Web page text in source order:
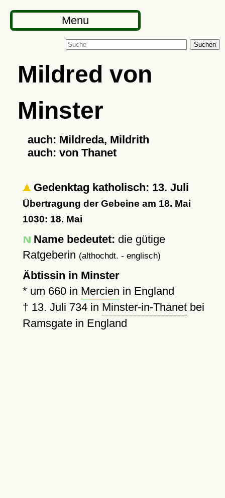
Menu
Suchen
Mildred von
Minster
auch: Mildreda, Mildrith
auch: von Thanet
Gedenktag katholisch: 13. Juli
Übertragung der Gebeine am 18. Mai
1030: 18. Mai
Name bedeutet: die gütige
Ratgeberin (althochdt. - englisch)
Äbtissin in Minster
* um 660in Mercien in England
† 13. Juli 734in Minster-in-Thanetbei
Ramsgate in England